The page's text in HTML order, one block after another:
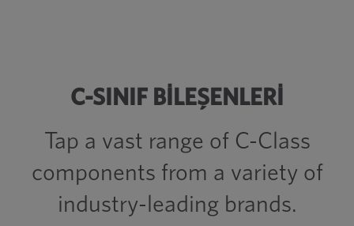
C-SINIF BİLEŞENLERİ
Tap a vast range of C-Class
components from a variety of
industry-leading brands.